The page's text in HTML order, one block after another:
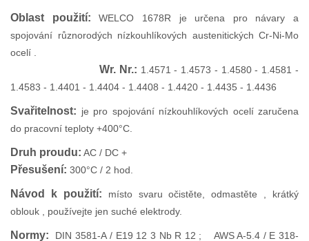
Oblast použití: WELCO 1678R je určena pro návary a
spojování různorodých nízkouhlíkových austenitických Cr-Ni-Mo
ocelí .
Wr. Nr.: 1.4571 - 1.4573 - 1.4580 - 1.4581 -
1.4583 - 1.4401 - 1.4404 - 1.4408 - 1.4420 - 1.4435 - 1.4436
Svařitelnost: je pro spojování nízkouhlíkových ocelí zaručena
do pracovní teploty +400°C.
Druh proudu: AC / DC +
Přesušení: 300°C / 2 hod.
Návod k použití: místo svaru očistěte, odmastěte , krátký
oblouk , používejte jen suché elektrody.
Normy: DIN 3581-A / E19 12 3 Nb R 12 ; AWS A-5.4 / E 318-